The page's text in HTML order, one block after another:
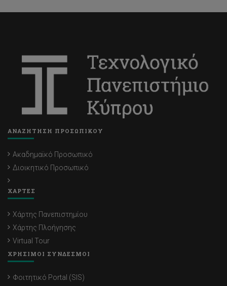
ΑΝΑΖΗΤΗΣΗ ΠΡΟΣΩΠΙΚΟΥ
Ακαδημαϊκό Προσωπικό
Διοικητικό Προσωπικό
ΧΑΡΤΕΣ
Χάρτης Πανεπιστημίου
Χάρτης Πλοήγησης
Virtual Tour
ΧΡΗΣΙΜΟΙ ΣΥΝΔΕΣΜΟΙ
Φοιτητικό Portal (SIS)